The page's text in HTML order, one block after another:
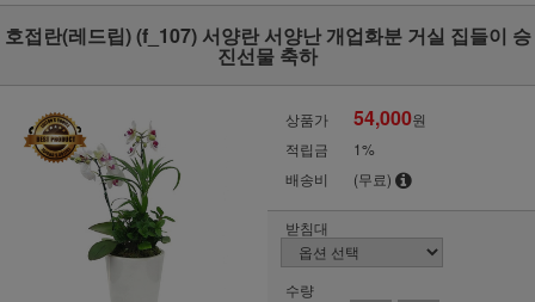
호접란(레드립) (f_107) 서양란 서양난 개업화분 거실 집들이 승
진선물 축하
상품가 54,000원
적립금
1%
배송비
(무료)
받침대
수량